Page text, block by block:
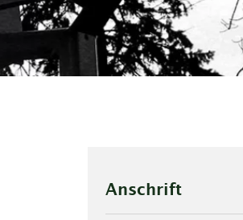
Anschrift